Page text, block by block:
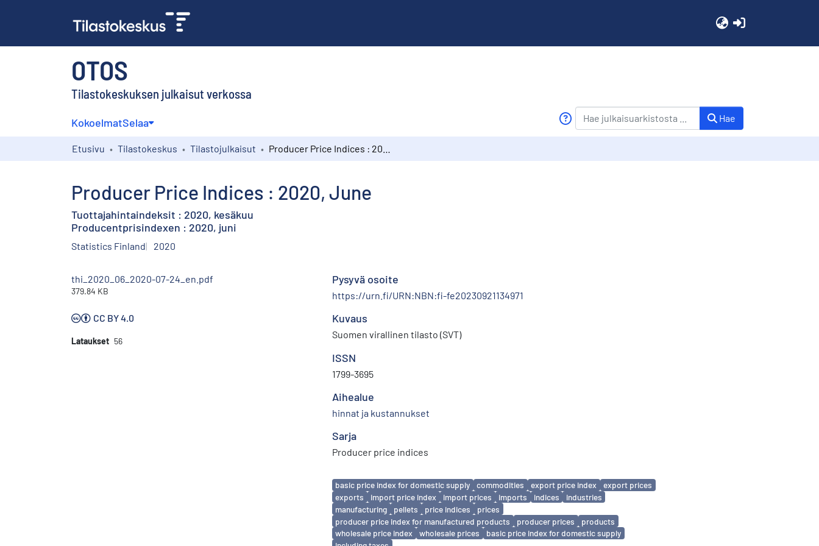
OTOS
Tilastokeskuksen julkaisut verkossa
KokoelmatSelaa Hae
Etusivu Tilastokeskus Tilastojulkaisut
Producer Price Indices : 2020, June
Tuottajahintaindeksit : 2020, kesäkuu
Producentprisindexen : 2020, juni
Statistics Finland 2020
thi_2020_06_2020-07-24_en.pdf
379.84 KB
CC BY 4.0
Lataukset 56
Pysyvä osoite
https://urn.fi/URN:NBN:fi-fe20230921134971
Kuvaus
Suomen virallinen tilasto (SVT)
ISSN
1799-3695
Aihealue
hinnat ja kustannukset
Sarja
Producer price indices
Avainsanat
basic price index for domestic supply commodities export price index
export prices
exports
import price index import prices imports indices
industries
manufacturing
pellets price indices
prices
producer price index for manufactured products
producer prices
products
wholesale price index
wholesale prices
basic price index for domestic supply